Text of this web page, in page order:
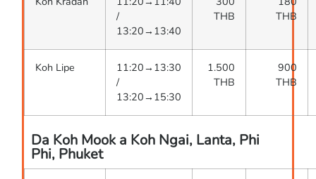
/
13:20→13:40
THB
THB
Koh Lipe
11:20→13:30
/
13:20→15:30
1.500
THB
900
THB
Da Koh Mook a Koh Ngai, Lanta, Phi
Phi, Phuket